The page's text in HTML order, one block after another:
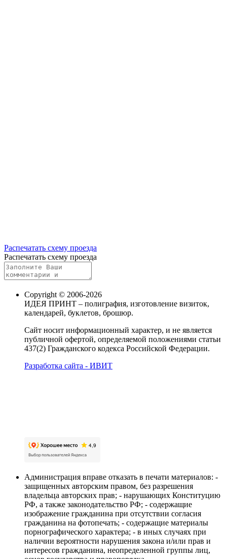
Распечатать схему проезда
Распечатать схему проезда
Copyright © 2006-2026
ИДЕЯ ПРИНТ – полиграфия, изготовление визиток,
календарей, буклетов, брошюр.
Сайт носит информационный характер, и не является
публичной офертой, определяемой положениями статьи
437(2) Гражданского кодекса Российской Федерации.
Разработка сайта - ИВИТ
Администрация вправе отказать в печати материалов: -
защищенных авторским правом, без разрешения
владельца авторских прав; - нарушающих Конституцию
РФ, а также законодательство РФ; - содержащие
изображение гражданина при отсутствии согласия
гражданина на фотопечать; - содержащие материалы
порнографического характера; - в иных случаях при
наличии вероятности нарушения закона и/или прав и
интересов гражданина, неопределенной группы лиц,